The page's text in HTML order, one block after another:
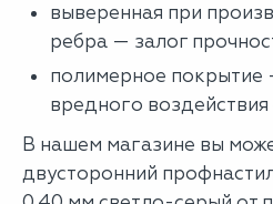
выверенная при
ребра — залог
полимерное покрытие
вредного
В нашем магазине вы
двусторонний